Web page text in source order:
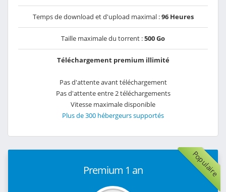
Temps de download et d'upload maximal :96 Heures
Taille maximale du torrent :500 Go
Téléchargement premium illimité
Pas d'attente avant téléchargement
Pas d'attente entre 2 téléchargements
Vitesse maximale disponible
Plus de 300 hébergeurs supportés
Populaire
Premium 1 an